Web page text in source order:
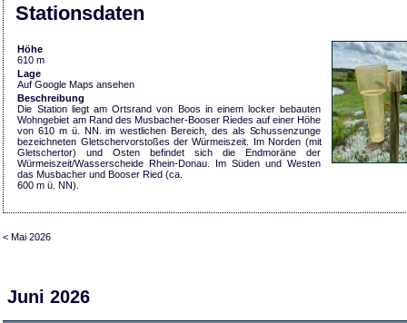
Stationsdaten
Höhe
610 m
Lage
Auf Google Maps ansehen
Beschreibung
Die Station liegt am Ortsrand von Boos in einem locker bebauten
Wohngebiet am Rand des Musbacher-Booser Riedes auf einer Höhe
von 610 m ü. NN. im westlichen Bereich, des als Schussenzunge
bezeichneten Gletschervorstoßes der Würmeiszeit. Im Norden (mit
Gletschertor) und Osten befindet sich die Endmoräne der
Würmeiszeit/Wasserscheide Rhein-Donau. Im Süden und Westen
das Musbacher und Booser Ried (ca.
600 m ü. NN).
< Mai 2026
Juni 2026